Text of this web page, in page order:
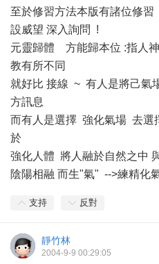
至於修習方法本版有諸位修
設威望 深入詢問 !
元靈歸體 方能歸本位 :指人
教有所不同
就好比 接線 ~ 有人是將己氣
方訊息
而有人是選擇 強化氣場 去選
於
強化人體 將人融於自然之中
陰陽相融 而生"氣" -->練精化
支持 反對
靜竹林
2004-9-9 00:29:05